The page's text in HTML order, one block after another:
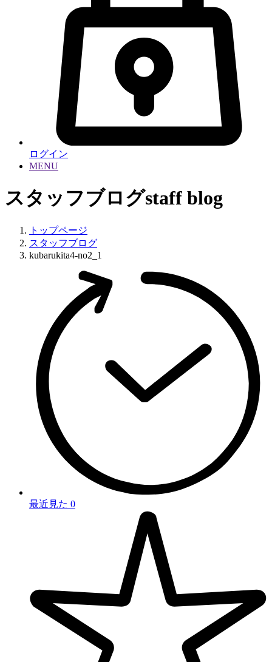
ログイン
MENU
スタッフブログstaff blog
トップページ
スタッフブログ
kubarukita4-no2_1
最近見た 0